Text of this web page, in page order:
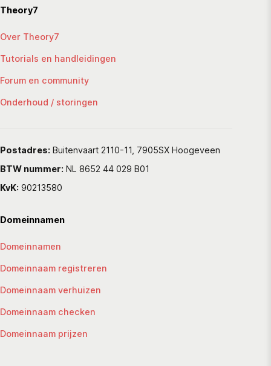
Theory7
Over Theory7
Tutorials en handleidingen
Forum en community
Onderhoud / storingen
Postadres: Buitenvaart 2110-11, 7905SX Hoogeveen
BTW nummer: NL 8652 44 029 B01
KvK: 90213580
Domeinnamen
Domeinnamen
Domeinnaam registreren
Domeinnaam verhuizen
Domeinnaam checken
Domeinnaam prijzen